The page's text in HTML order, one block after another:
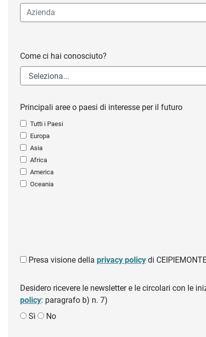
Come ci hai conosciuto?
Principali aree o paesi di interesse per il futuro
Tutti i Paesi
Europa
Asia
Africa
America
Oceania
Presa visione della privacy policy di
Desidero ricevere le newsletter e le circolari con le
policy: paragrafo b) n. 7)
Sì
No